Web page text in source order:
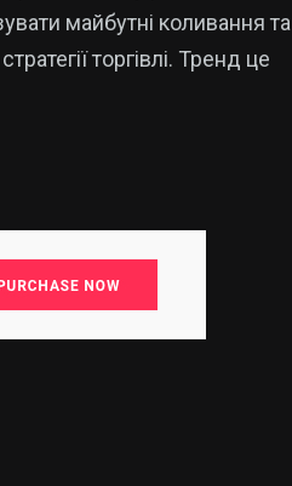
майбутні коливання та
торгівлі. Тренд це